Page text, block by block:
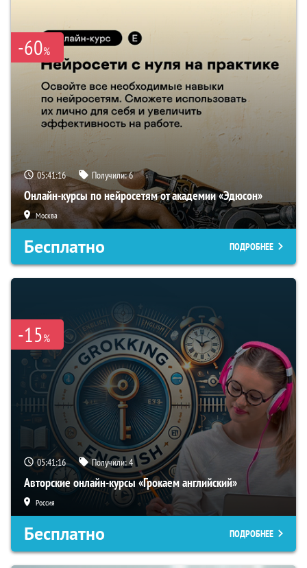
-60%
05:41:15 Получили:6
Онлайн-курсы по нейросетям от академии «Эдюсон»
Москва
Бесплатно ПОДРОБНЕЕ
-15%
05:41:15 Получили:4
Авторские онлайн-курсы «Грокаем английский»
Россия
Бесплатно ПОДРОБНЕЕ